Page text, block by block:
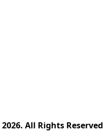
2026. All Rights Reserved